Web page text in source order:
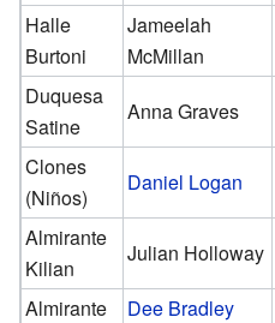
Halle
Burtoni
Jameelah
McMillan
Duquesa
Satine
Anna Graves
Clones
(Niños)
Daniel Logan
Almirante
Kilian
Julian Holloway
Almirante
Dee Bradley